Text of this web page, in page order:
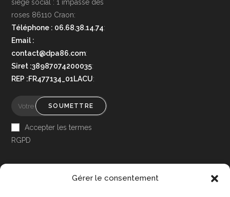
Gérer le consentement
siège social : 1 impasse des
roses 86110 Craon:
Téléphone : 06.68.38.14.74:
Email :
contact@dpa86.com:
Siret :38987074200035:
REP :FR477134_01LACU:
SOUMETTRE
Accepter les termes
RGPD